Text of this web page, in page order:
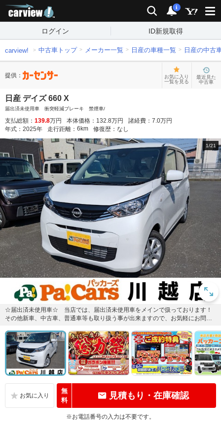
検索 通知
i
ログイン ID新規取得
carview! 中古車トップ メーカー一覧 日産の車種一覧 日産の中古
提供：
お気に入り
一覧を見る
最近見た
中古車
日産 デイズ 660 X
届出済未使用車 衝突軽減ブレーキ 禁煙車/
支払総額： 139.8万円 本体価格： 132.8万円 諸経費： 7.0万円
年式： 2025年 走行距離： 6 km 修復歴： なし
1/21
☆届出済未使用車☆ 当店では、届出済未使用車をメインで扱っております！
その他新車、中古車、普通車等も取り扱う事が出来ますので、お気軽にお問い
無
料
見積もり・在庫確認
※お電話番号の入力は不要です。